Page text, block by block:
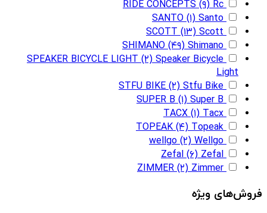
RIDE CONCEPTS (۹) Rc
SANTO (۱) Santo
SCOTT (۱۳) Scott
SHIMANO (۴۹) Shimano
SPEAKER BICYCLE LIGHT (۲) Speaker Bicycle
Light
STFU BIKE (۲) Stfu Bike
SUPER B (۱) Super B
TACX (۱) Tacx
TOPEAK (۴) Topeak
wellgo (۲) Wellgo
Zefal (۶) Zefal
ZIMMER (۲) Zimmer
فروش‌های ویژه